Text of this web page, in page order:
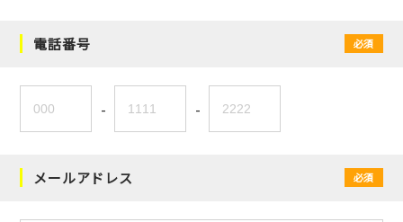
電話番号 必須
- -
メールアドレス 必須